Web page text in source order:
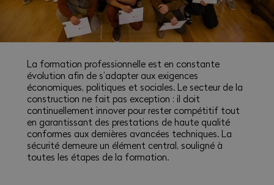
La formation professionnelle est en constante
évolution afin de s’adapter aux exigences
économiques, politiques et sociales. Le secteur de la
construction ne fait pas exception : il doit
continuellement innover pour rester compétitif tout
en garantissant des prestations de haute qualité
conformes aux dernières avancées techniques. La
sécurité demeure un élément central, souligné à
toutes les étapes de la formation.